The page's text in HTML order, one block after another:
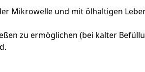
Mikrowelle und mit ölhaltigen
zu ermöglichen (bei kalter